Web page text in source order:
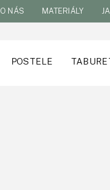
O NÁS MATERIÁLY
POSTELE